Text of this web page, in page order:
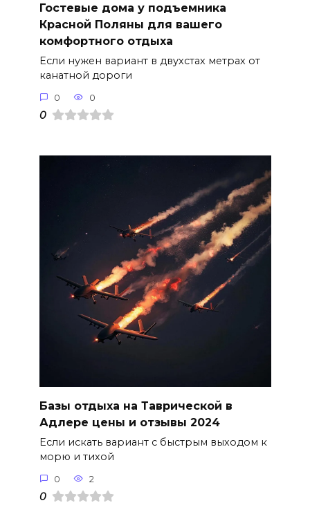
Гостевые дома у подъемника
Красной Поляны для вашего
комфортного отдыха
Если нужен вариант в двухстах метрах от
канатной дороги
0 0
0
Базы отдыха на Таврической в
Адлере цены и отзывы 2024
Если искать вариант с быстрым выходом к
морю и тихой
0 2
0